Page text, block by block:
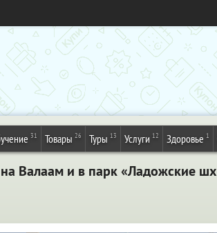
31 Товары 26 Туры 13 Услуги 12 Здоровье 1
Валаам и в парк «Ладожские